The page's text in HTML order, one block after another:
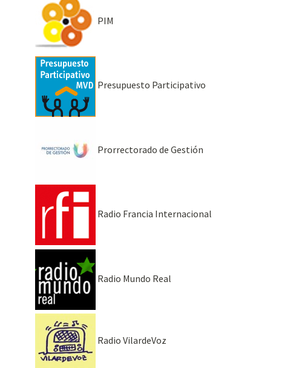
PIM
Presupuesto Participativo
Prorrectorado de Gestión
Radio Francia Internacional
Radio Mundo Real
Radio VilardeVoz